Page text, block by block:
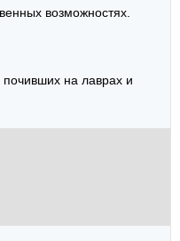
возможностях.
почивших на лаврах и